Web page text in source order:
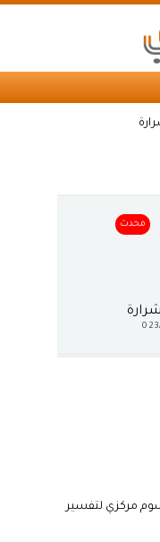
محدث
0
مركزي لتفسير